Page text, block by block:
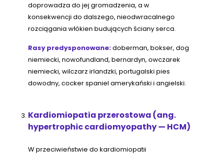
doprowadza do jej gromadzenia, a w
konsekwencji do dalszego, nieodwracalnego
rozciągania włókien budujących ściany serca.
Rasy predysponowane:doberman, bokser, dog
niemiecki, nowofundland, bernardyn, owczarek
niemiecki, wilczarz irlandzki, portugalski pies
dowodny, cocker spaniel amerykański i angielski.
Kardiomiopatia przerostowa (ang.
hypertrophic cardiomyopathy — HCM)
W przeciwieństwie do kardiomiopatii